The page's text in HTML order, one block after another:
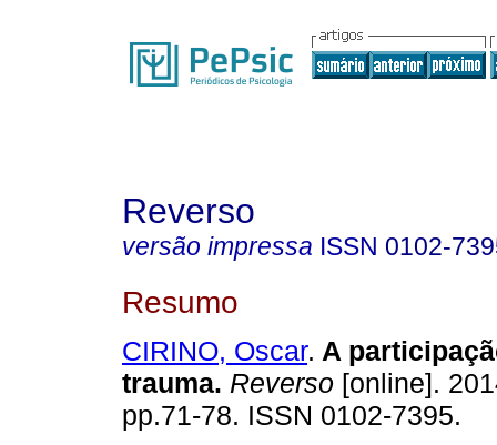
Reverso
versão impressa ISSN 0102-
Resumo
CIRINO, Oscar. A
trauma. Reverso [online].
pp.71-78. ISSN 0102-7395.